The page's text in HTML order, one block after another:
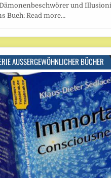
und
Buch:Read more…
AUSSERGEWÖHNLICHER BÜCHER